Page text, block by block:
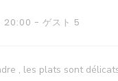
20:00 - ゲスト 5
, les plats sont